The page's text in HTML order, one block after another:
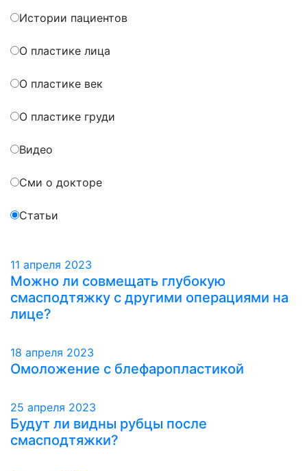
Истории пациентов
О пластике лица
О пластике век
О пластике груди
Видео
Сми о докторе
Статьи
11 апреля 2023
Можно ли совмещать глубокую
смасподтяжку с другими операциями на
лице?
18 апреля 2023
Омоложение с блефаропластикой
25 апреля 2023
Будут ли видны рубцы после
смасподтяжки?